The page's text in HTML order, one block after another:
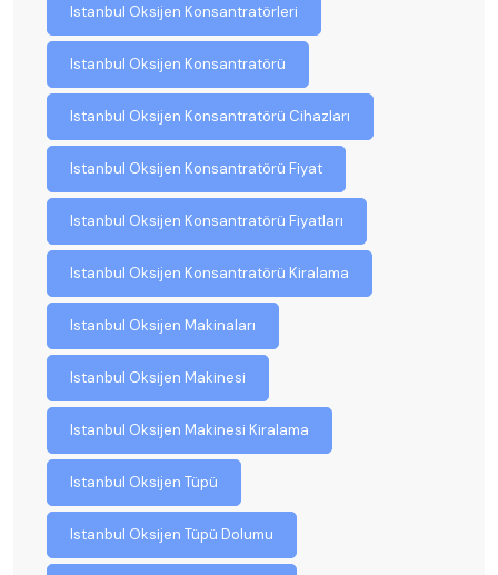
Istanbul Oksijen Konsantratörleri
Istanbul Oksijen Konsantratörü
Istanbul Oksijen Konsantratörü Cihazları
Istanbul Oksijen Konsantratörü Fiyat
Istanbul Oksijen Konsantratörü Fiyatları
Istanbul Oksijen Konsantratörü Kiralama
Istanbul Oksijen Makinaları
Istanbul Oksijen Makinesi
Istanbul Oksijen Makinesi Kiralama
Istanbul Oksijen Tüpü
Istanbul Oksijen Tüpü Dolumu